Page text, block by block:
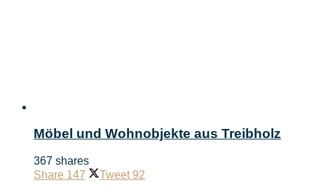
Möbel und Wohnobjekte aus Treibholz
367 shares
Share 147 Tweet 92